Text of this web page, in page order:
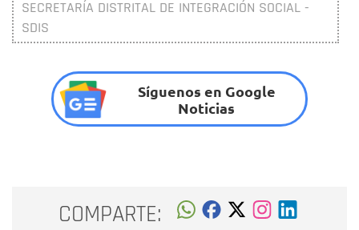
SECRETARÍA DISTRITAL DE INTEGRACIÓN SOCIAL -
SDIS
Síguenos en Google
Noticias
COMPARTE: